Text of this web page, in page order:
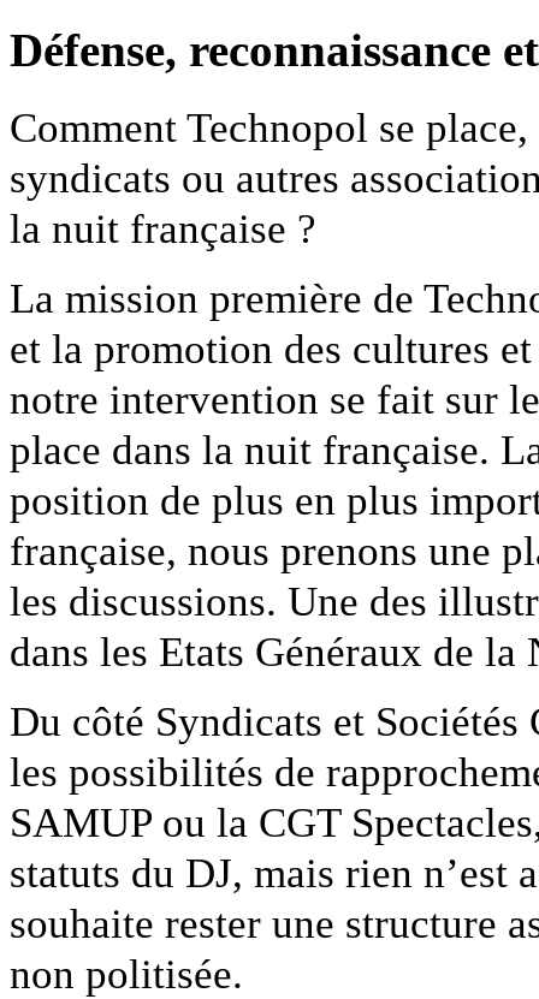
Défense, reconnaissance
Comment Technopol se
syndicats ou autres
la nuit française ?
La mission première de
et la promotion des cultures
notre intervention se fait sur
place dans la nuit française.
position de plus en plus
française, nous prenons une
les discussions. Une des
dans les Etats Généraux de
Du côté Syndicats et
les possibilités de
SAMUP ou la CGT
statuts du DJ, mais rien n’est
souhaite rester une structure
non politisée.